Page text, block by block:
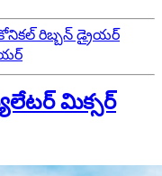
కోనికల్ రిబ్బన్ డ్రైయర్
మిక్సర్